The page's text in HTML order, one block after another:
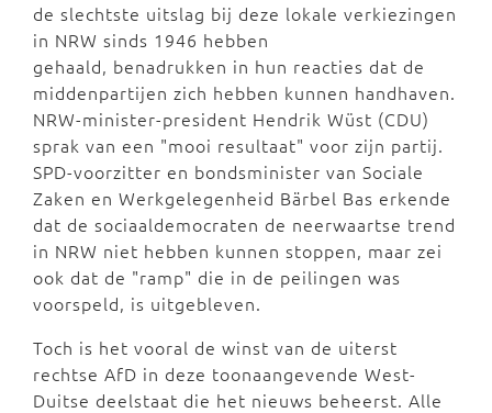
de slechtste uitslag bij deze lokale verkiezingen
in NRW sinds 1946 hebben
gehaald, benadrukken in hun reacties dat de
middenpartijen zich hebben kunnen handhaven.
NRW-minister-president Hendrik Wüst (CDU)
sprak van een "mooi resultaat" voor zijn partij.
SPD-voorzitter en bondsminister van Sociale
Zaken en Werkgelegenheid Bärbel Bas erkende
dat de sociaaldemocraten de neerwaartse trend
in NRW niet hebben kunnen stoppen, maar zei
ook dat de "ramp" die in de peilingen was
voorspeld, is uitgebleven.
Toch is het vooral de winst van de uiterst
rechtse AfD in deze toonaangevende West-
Duitse deelstaat die het nieuws beheerst. Alle